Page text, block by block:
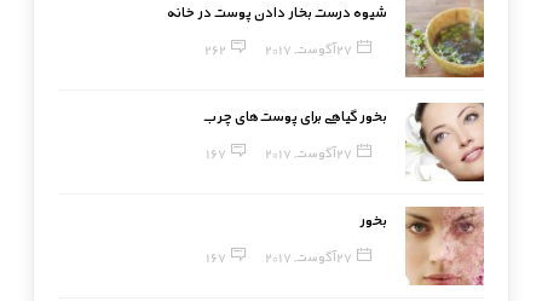
شیوه درست بخار دادن پوست در خانه
27 آگوست, 2017 262
بخور گیاهی برای پوست‌های چرب
27 آگوست, 2017 167
بخور
27 آگوست, 2017 167